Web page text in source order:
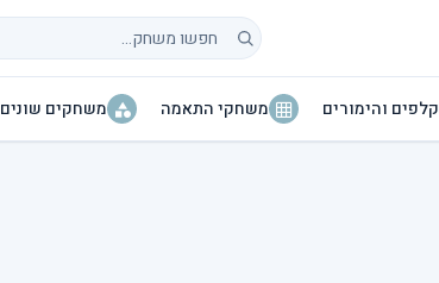
חיפוש משחקים
קלפים והימורים משחקי התאמה משחקים שונים